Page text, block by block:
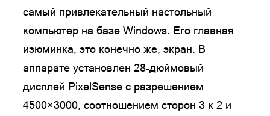
самый привлекательный настольный
компьютер на базе Windows. Его главная
изюминка, это конечно же, экран. В
аппарате установлен 28-дюймовый
дисплей PixelSense с разрешением
4500×3000, соотношением сторон 3 к 2 и